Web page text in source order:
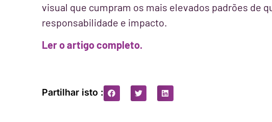
visual que cumpram os mais elevados padrões de
responsabilidade e impacto.
Ler o artigo completo.
Partilhar isto :